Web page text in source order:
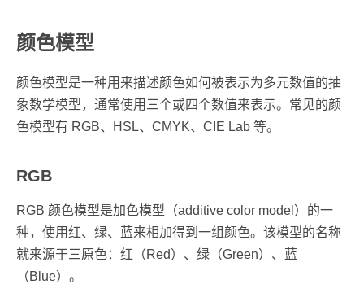
颜色模型
颜色模型是一种用来描述颜色如何被表示为多元数值的抽
象数学模型，通常使用三个或四个数值来表示。常见的颜
色模型有 RGB、HSL、CMYK、CIE Lab 等。
RGB
RGB 颜色模型是加色模型（additive color model）的一
种，使用红、绿、蓝来相加得到一组颜色。该模型的名称
就来源于三原色：红（Red）、绿（Green）、蓝
（Blue）。